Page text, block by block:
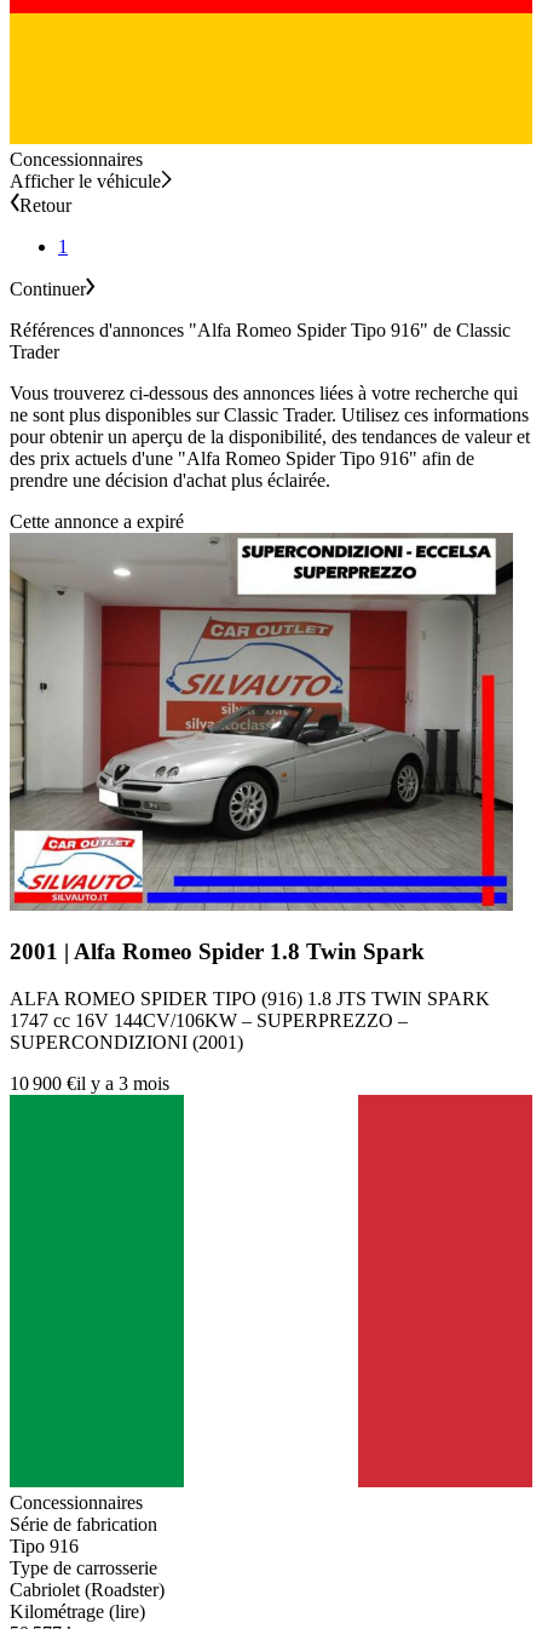
Concessionnaires
Afficher le véhicule
Retour
1
Continuer
Références d'annonces "Alfa Romeo Spider Tipo 916" de Classic
Trader
Vous trouverez ci-dessous des annonces liées à votre recherche qui
ne sont plus disponibles sur Classic Trader. Utilisez ces informations
pour obtenir un aperçu de la disponibilité, des tendances de valeur et
des prix actuels d'une "Alfa Romeo Spider Tipo 916" afin de
prendre une décision d'achat plus éclairée.
Cette annonce a expiré
2001 | Alfa Romeo Spider 1.8 Twin Spark
ALFA ROMEO SPIDER TIPO (916) 1.8 JTS TWIN SPARK
1747 cc 16V 144CV/106KW – SUPERPREZZO –
SUPERCONDIZIONI (2001)
10 900 €il y a 3 mois
Concessionnaires
Série de fabrication
Tipo 916
Type de carrosserie
Cabriolet (Roadster)
Kilométrage (lire)